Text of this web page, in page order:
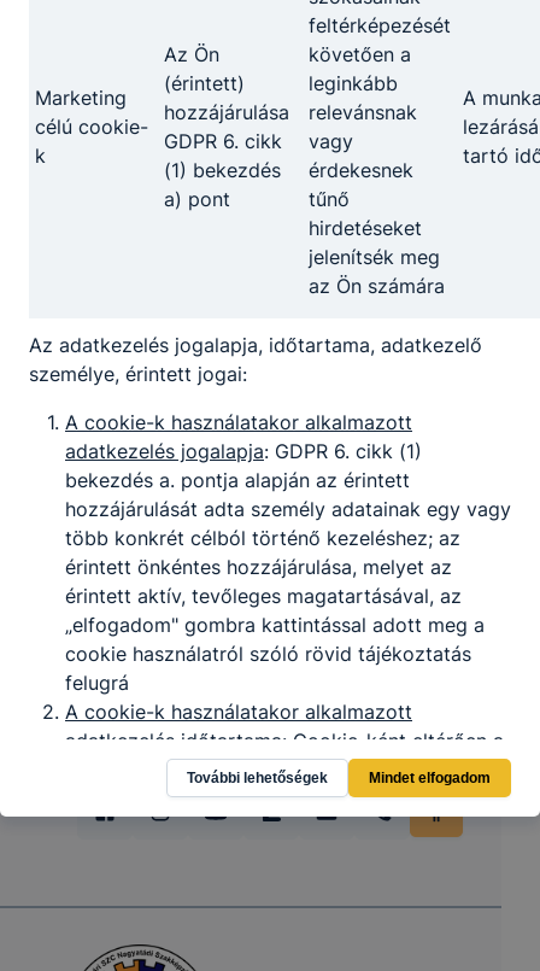
Kereskedelem
Kereskedelmi értékesítő
PTT
Partnereink
Marketing
célú cookie-
k
Az Ön
(érintett)
hozzájárulása
GDPR 6. cikk
(1) bekezdés
a) pont
feltérképezését
követően a
leginkább
relevánsnak
vagy
érdekesnek
tűnő
hirdetéseket
jelenítsék meg
az Ön számára
A
tartó
Az adatkezelés jogalapja, időtartama, adatkezelő
személye, érintett jogai:
A cookie-k használatakor alkalmazott
adatkezelés jogalapja: GDPR 6. cikk (1)
bekezdés a. pontja alapján az érintett
hozzájárulását adta személy adatainak egy vagy
több konkrét célból történő kezeléshez; az
érintett önkéntes hozzájárulása, melyet az
érintett aktív, tevőleges magatartásával, az
„elfogadom" gombra kattintással adott meg a
cookie használatról szóló rövid tájékoztatás
felugrá
A cookie-k használatakor alkalmazott
adatkezelés időtartama: Cookie-ként eltérően a
fenti táblázatokban foglaltaknak megfelelően.
A cookie-k használatával összefüggően a
weboldali adatkezelésre jogosult
: az IKK
ismerhetik meg; valamint a Google Analytics
Az érintett jogai
További lehetőségek Mindet elfogadom